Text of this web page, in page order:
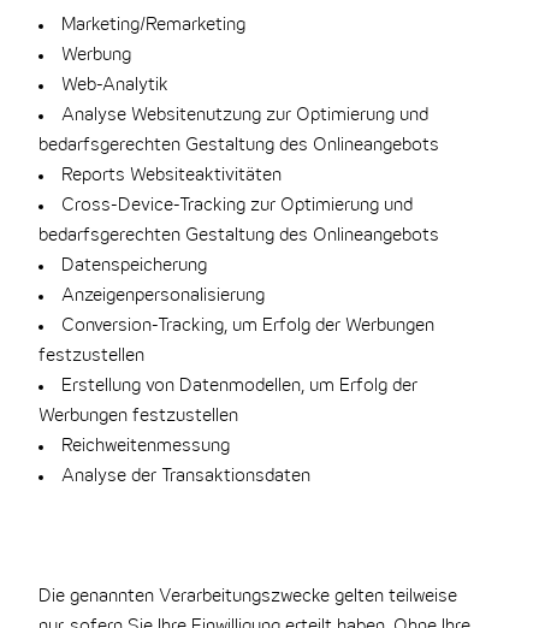
Marketing/Remarketing
Werbung
Web-Analytik
Analyse Websitenutzung zur Optimierung und
bedarfsgerechten Gestaltung des Onlineangebots
Reports Websiteaktivitäten
Cross-Device-Tracking zur Optimierung und
bedarfsgerechten Gestaltung des Onlineangebots
Datenspeicherung
Anzeigenpersonalisierung
Conversion-Tracking, um Erfolg der Werbungen
festzustellen
Erstellung von Datenmodellen, um Erfolg der
Werbungen festzustellen
Reichweitenmessung
Analyse der Transaktionsdaten
Die genannten Verarbeitungszwecke gelten teilweise